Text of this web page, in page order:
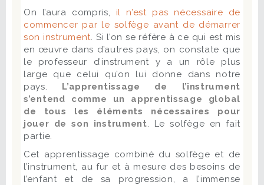
On l’aura compris, il n’est pas nécessaire de
commencer par le solfège avant de démarrer
son instrument . Si l’on se réfère à ce qui est mis
en œuvre dans d’autres pays, on constate que
le professeur d’instrument y a un rôle plus
large que celui qu’on lui donne dans notre
pays. L’apprentissage de l’instrument
s’entend comme un apprentissage global
de tous les éléments nécessaires pour
jouer de son instrument . Le solfège en fait
partie.
Cet apprentissage combiné du solfège et de
l’instrument, au fur et à mesure des besoins de
l’enfant et de sa progression, a l’immense